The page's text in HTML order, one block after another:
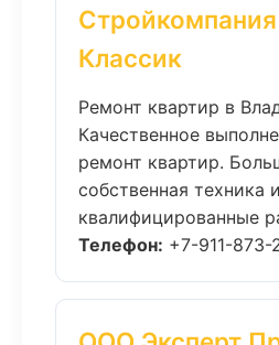
Классик
Ремонт квартир в
Качественное
ремонт квартир.
собственная техника
квалифицированные
Телефон: +7-911-873-